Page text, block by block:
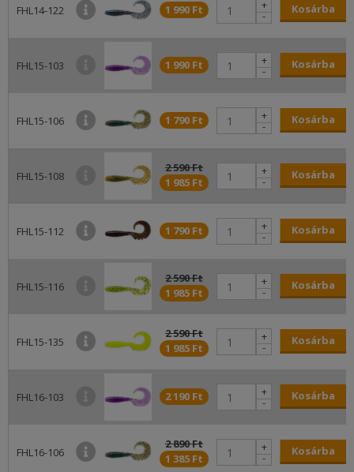
FHL14-122 1 990 Ft -
+ Kosárba
FHL15-103 1 990 Ft -
+ Kosárba
FHL15-106 1 790 Ft -
+ Kosárba
FHL15-108
2 590 Ft
1 985 Ft
-
+ Kosárba
FHL15-112 1 790 Ft -
+ Kosárba
FHL15-116
2 590 Ft
1 985 Ft
-
+ Kosárba
FHL15-135
2 590 Ft
1 985 Ft
-
+ Kosárba
FHL16-103 2 190 Ft -
+ Kosárba
FHL16-106
2 890 Ft
1 385 Ft
-
+ Kosárba